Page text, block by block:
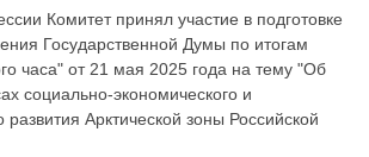
Комитет принял участие в подготовке
Государственной Думы по итогам
часа" от 21 мая 2025 года на тему "Об
социально-экономического и
развития Арктической зоны Российской